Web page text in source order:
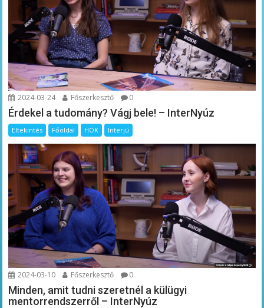
2024-03-24 Főszerkesztő 0
Érdekel a tudomány? Vágj bele! – InterNyúz
Eltekintés Főoldal HÖK Interjú
2024-03-10 Főszerkesztő 0
Minden, amit tudni szeretnél a külügyi
mentorrendszerről – InterNyúz